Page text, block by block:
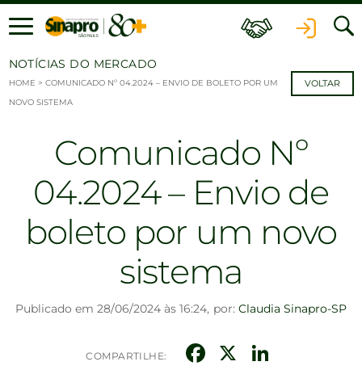
Ir para o conteúdo
NOTÍCIAS DO MERCADO
HOME > COMUNICADO Nº 04.2024 – ENVIO DE BOLETO POR UM
NOVO SISTEMA
VOLTAR
Comunicado Nº
04.2024 – Envio de
boleto por um novo
sistema
Publicado em 28/06/2024 às 16:24, por: Claudia Sinapro-SP
COMPARTILHE: Facebook
X